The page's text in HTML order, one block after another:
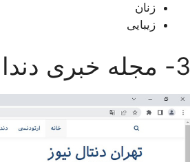
زنان
زیبایی
3- مجله خبری دندانپزشکی تهران